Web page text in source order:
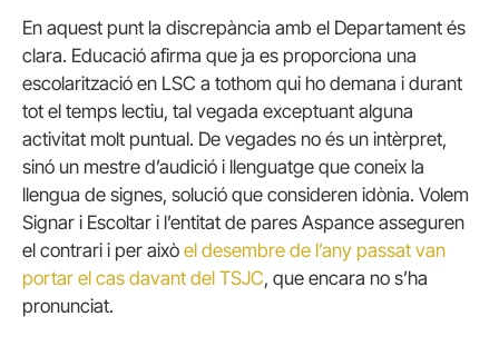
En aquest punt la discrepància amb el Departament és
clara. Educació afirma que ja es proporciona una
escolarització en LSC a tothom qui ho demana i durant
tot el temps lectiu, tal vegada exceptuant alguna
activitat molt puntual. De vegades no és un intèrpret,
sinó un mestre d’audició i llenguatge que coneix la
llengua de signes, solució que consideren idònia. Volem
Signar i Escoltar i l’entitat de pares Aspance asseguren
el contrari i per això el desembre de l’any passat van
portar el cas davant del TSJC, que encara no s’ha
pronunciat.